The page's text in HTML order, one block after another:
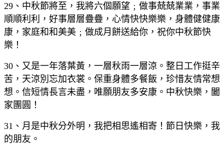
29、中秋節將至，我將六個願望﹔做事兢兢業業，事業
順順利利，好事層層疊疊，心情快快樂樂，身體健健康
康，家庭和和美美﹔做成月餅送給你，祝你中秋節快
樂！
30、又是一年落葉黃，一層秋雨一層涼。整日工作挺辛
苦，天涼別忘加衣裳。保重身體多餐飯，珍惜友情常想
想。信短情長言未盡，唯願朋友多安康。中秋快樂，闔
家團圓！
31、月是中秋分外明，我把相思遙相寄！節日快樂，我
的朋友。